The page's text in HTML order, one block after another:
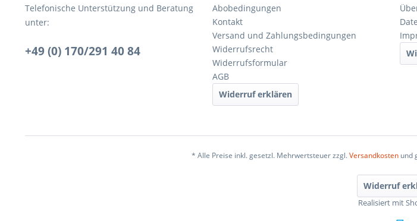
Telefonische Unterstützung und Beratung
unter:
+49 (0) 170/291 40 84
Abobedingungen
Kontakt
Versand und Zahlungsbedingungen
Widerrufsrecht
Widerrufsformular
AGB
Widerruf erklären
* Alle Preise inkl. gesetzl. Mehrwertsteuer zzgl.Versandkostenund
Widerruf
Realisiert mit